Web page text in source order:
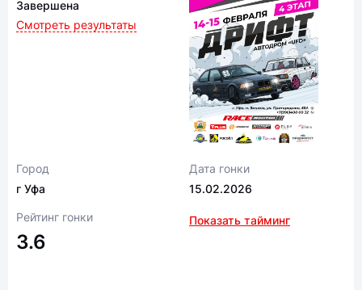
Завершена
Смотреть результаты
Город
г Уфа
Дата гонки
15.02.2026
Рейтинг гонки
3.6
Показать тайминг